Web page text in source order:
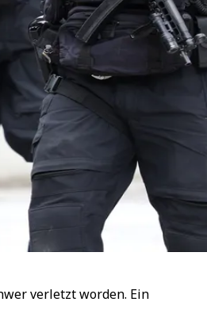
verletzt worden. Ein